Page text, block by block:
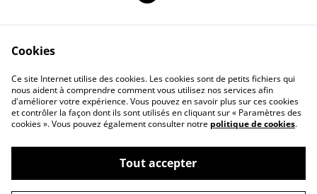
Me Contacter
Legal Terms
Privacy Policy
Cookie Policy
©2026Almanoï Création
Cookies
Ce site Internet utilise des cookies. Les cookies sont de petits fichiers qui
nous aident à comprendre comment vous utilisez nos services afin
d'améliorer votre expérience. Vous pouvez en savoir plus sur ces cookies
et contrôler la façon dont ils sont utilisés en cliquant sur « Paramètres des
cookies ». Vous pouvez également consulter notre politique de cookies.
Tout accepter